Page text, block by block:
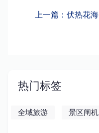
上一篇：伏热花海
热门标签
全域旅游 景区闸机